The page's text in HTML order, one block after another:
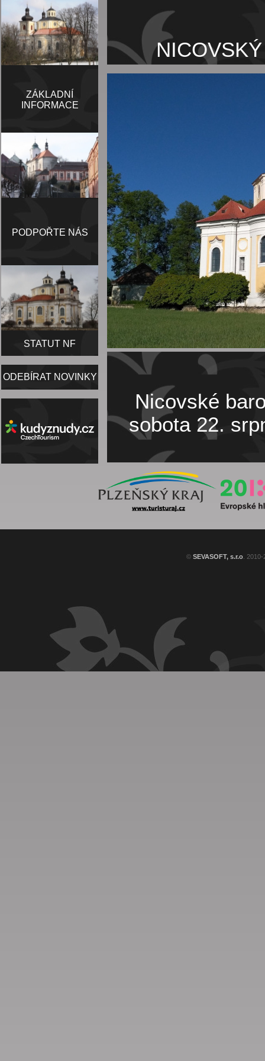
ZÁKLADNÍ
INFORMACE
PODPOŘTE NÁS
STATUT NF
ODEBÍRAT NOVINKY
Nicovské
sobota 22.
© SEVASOFT, s.r.o .